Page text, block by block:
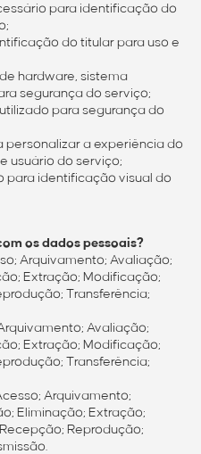
para identificação do
do titular para uso e
hardware, sistema
segurança do serviço;
para segurança do
personalizar a experiência do
usuário do serviço;
para identificação visual do
os dados pessoais?
Arquivamento; Avaliação;
Extração; Modificação;
Transferência;
Avaliação;
Extração; Modificação;
Transferência;
Arquivamento;
Eliminação; Extração;
Reprodução;